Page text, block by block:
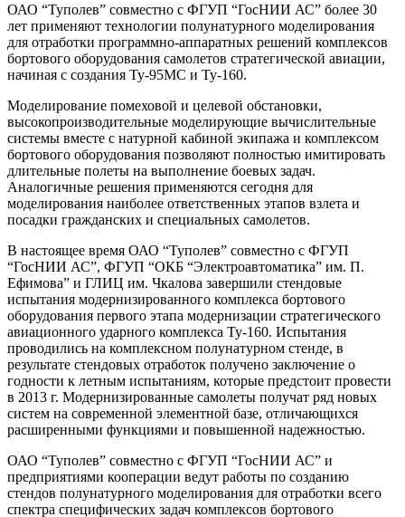
ОАО “Туполев” совместно с ФГУП “ГосНИИ АС” более 30
лет применяют технологии полунатурного моделирования
для отработки программно-аппаратных решений комплексов
бортового оборудования самолетов стратегической авиации,
начиная с создания Ту-95МС и Ту-160.
Моделирование помеховой и целевой обстановки,
высокопроизводительные моделирующие вычислительные
системы вместе с натурной кабиной экипажа и комплексом
бортового оборудования позволяют полностью имитировать
длительные полеты на выполнение боевых задач.
Аналогичные решения применяются сегодня для
моделирования наиболее ответственных этапов взлета и
посадки гражданских и специальных самолетов.
В настоящее время ОАО “Туполев” совместно с ФГУП
“ГосНИИ АС”, ФГУП “ОКБ “Электроавтоматика” им. П.
Ефимова” и ГЛИЦ им. Чкалова завершили стендовые
испытания модернизированного комплекса бортового
оборудования первого этапа модернизации стратегического
авиационного ударного комплекса Ту-160. Испытания
проводились на комплексном полунатурном стенде, в
результате стендовых отработок получено заключение о
годности к летным испытаниям, которые предстоит провести
в 2013 г. Модернизированные самолеты получат ряд новых
систем на современной элементной базе, отличающихся
расширенными функциями и повышенной надежностью.
ОАО “Туполев” совместно с ФГУП “ГосНИИ АС” и
предприятиями кооперации ведут работы по созданию
стендов полунатурного моделирования для отработки всего
спектра специфических задач комплексов бортового